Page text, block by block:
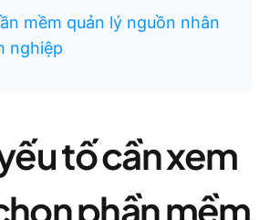
mềm quản lý nguồn nhân
nghiệp
tố cần xem
phần mềm